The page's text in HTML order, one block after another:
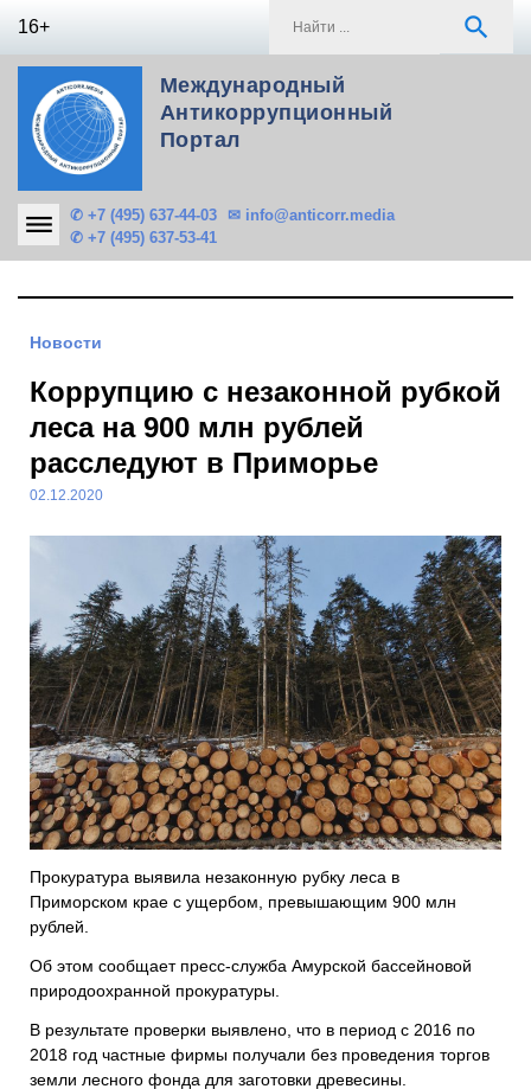
16+ search
Международный
Антикоррупционный
Портал
✆ +7 (495) 637-44-03
✆ +7 (495) 637-53-41
✉ info@anticorr.media
Новости
Коррупцию с незаконной рубкой
леса на 900 млн рублей
расследуют в Приморье
02.12.2020
Прокуратура выявила незаконную рубку леса в
Приморском крае с ущербом, превышающим 900 млн
рублей.
Об этом сообщает пресс-служба Амурской бассейновой
природоохранной прокуратуры.
В результате проверки выявлено, что в период с 2016 по
2018 год частные фирмы получали без проведения торгов
земли лесного фонда для заготовки древесины.